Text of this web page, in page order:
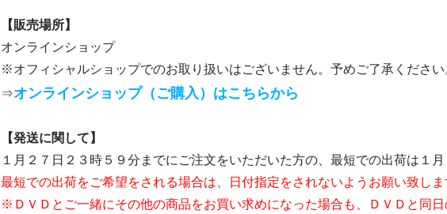
【販売場所】
オンラインショップ
※オフィシャルショップでのお取り扱いはございません。予めご了承ください
⇒オンラインショップ（ご購入）はこちらから
【発送に関して】
１月２７日２３時５９分までにご注文をいただいた方の、最短での出荷は１月
最短での出荷をご希望をされる場合は、日付指定をされないようお願い致しま
※ＤＶＤとご一緒にその他の商品をお買い求めになった場合も、ＤＶＤと同